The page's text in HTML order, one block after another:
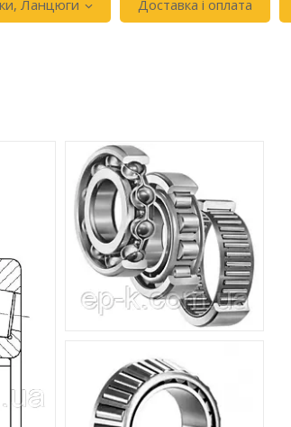
Ланцюги Доставка i оплата